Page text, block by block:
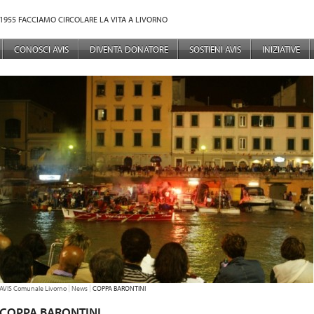
FACCIAMO CIRCOLARE LA VITA A LIVORNO
PRINCIPALE
CONOSCI AVIS DIVENTA DONATORE SOSTIENI AVIS INIZIATIVE
TU SEI QUI:
AVIS Comunale Livorno News COPPA BARONTINI